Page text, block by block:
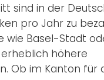
sind in der
pro Jahr zu
wie Basel-Stadt
höhere
Ob im Kanton für